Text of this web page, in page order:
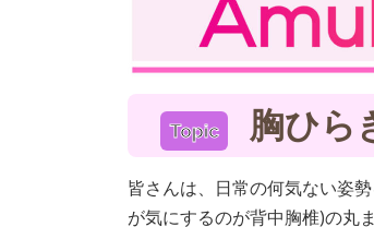
Topic 胸ひら
皆さんは、日常の何気ない姿
が気にするのが背中胸椎)の丸ま